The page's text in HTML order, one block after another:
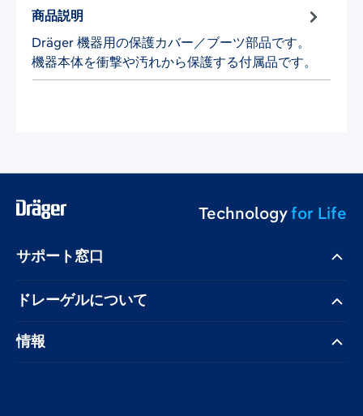
商品説明
Dräger 機器用の保護カバー／ブーツ部品です。
機器本体を衝撃や汚れから保護する付属品です。
Technologyfor Life
サポート窓口
ドレーゲル​について
情報